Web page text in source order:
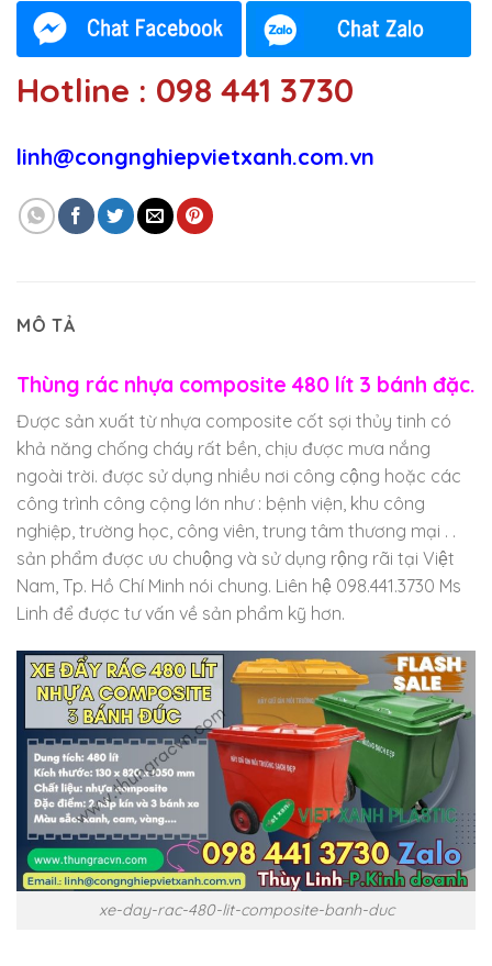
Hotline : 098 441 3730
linh@congnghiepvietxanh.com.vn
MÔ TẢ
Thùng rác nhựa composite 480 lít 3 bánh đặc.
Được sản xuất từ nhựa composite cốt sợi thủy tinh có
khả năng chống cháy rất bền, chịu được mưa nắng
ngoài trời. được sử dụng nhiều nơi công cộng hoặc các
công trình công cộng lớn như : bệnh viện, khu công
nghiệp, trường học, công viên, trung tâm thương mại . .
sản phẩm được ưu chuộng và sử dụng rộng rãi tại Việt
Nam, Tp. Hồ Chí Minh nói chung. Liên hệ 098.441.3730 Ms
Linh để được tư vấn về sản phẩm kỹ hơn.
xe-day-rac-480-lit-composite-banh-duc